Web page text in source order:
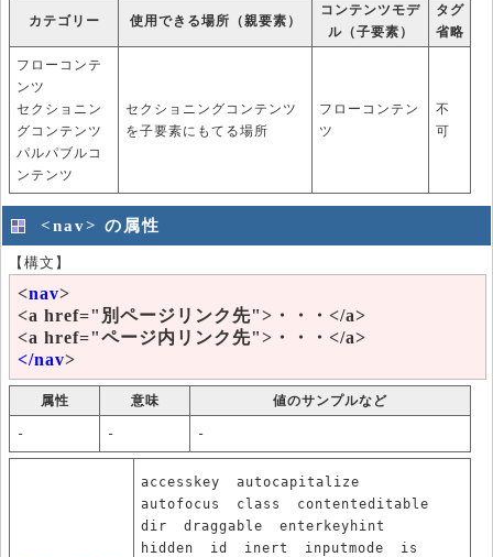
カテゴリー 使用できる場所（親要素）
コンテンツモデ
ル（子要素）
タグ
省略
フローコンテ
ンツ
セクショニン
グコンテンツ
パルパブルコ
ンテンツ
セクショニングコンテンツ
を子要素にもてる場所
フローコンテン
ツ
不
可
<nav> の属性
【構文】
<nav>
<a href="別ページリンク先">・・・</a>
<a href="ページ内リンク先">・・・</a>
</nav>
属性 意味 値のサンプルなど
- - -
accesskey
autocapitalize
autofocus
class
contenteditable
dir
draggable
enterkeyhint
hidden
id inert inputmode
is